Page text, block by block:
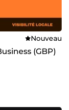
Nouveau
(GBP)